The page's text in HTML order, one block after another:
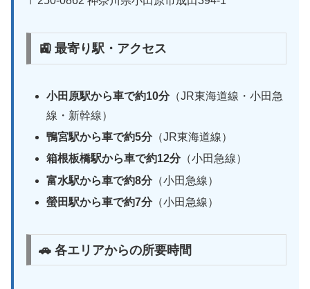
🚉 最寄り駅・アクセス
小田原駅から車で約10分（JR東海道線・小田急
線・新幹線）
鴨宮駅から車で約5分（JR東海道線）
箱根板橋駅から車で約12分（小田急線）
富水駅から車で約8分（小田急線）
螢田駅から車で約7分（小田急線）
🚗 各エリアからの所要時間